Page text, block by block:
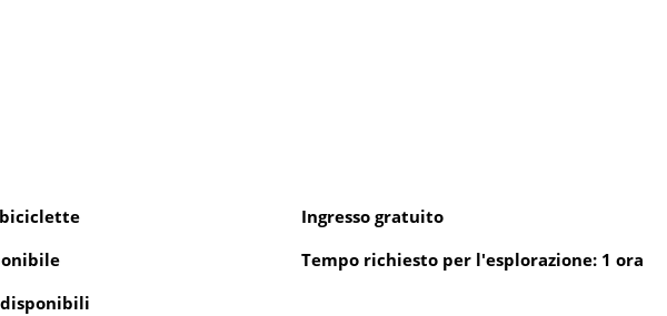
biciclette
Ingresso gratuito
Tempo richiesto per l'esplorazione: 1 ora